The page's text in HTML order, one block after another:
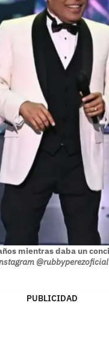
mientras daba un
@rubbyperezoficial
PUBLICIDAD